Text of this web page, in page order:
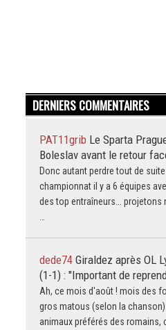
DERNIERS COMMENTAIRES
PAT11grib Le Sparta
Boleslav avant le retour
Donc autant perdre tout de
championnat il y a 6 équipes
des top entraîneurs... projetons
…
dede74 Giraldez après OL
(1-1) : "Important de
Ah, ce mois d'août ! mois des
gros matous (selon la
animaux préférés des romains,